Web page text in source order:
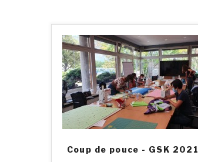
Coup de pouce - GSK 2021